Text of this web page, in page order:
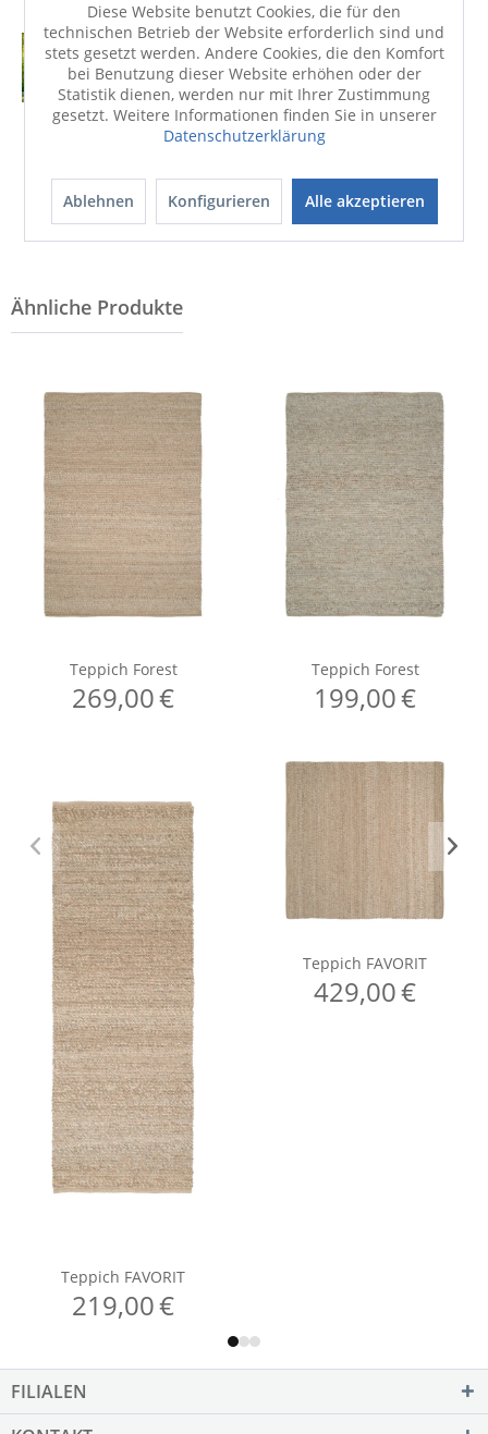
WONDERFUL FOREST
199,00 € 54,90 €
FILIALEN
Diese Website benutzt Cookies, die für den
technischen Betrieb der Website erforderlich sind und
stets gesetzt werden. Andere Cookies, die den Komfort
bei Benutzung dieser Website erhöhen oder der
Statistik dienen, werden nur mit Ihrer Zustimmung
gesetzt. Weitere Informationen finden Sie in unserer
Datenschutzerklärung
Ablehnen Konfigurieren Alle akzeptieren